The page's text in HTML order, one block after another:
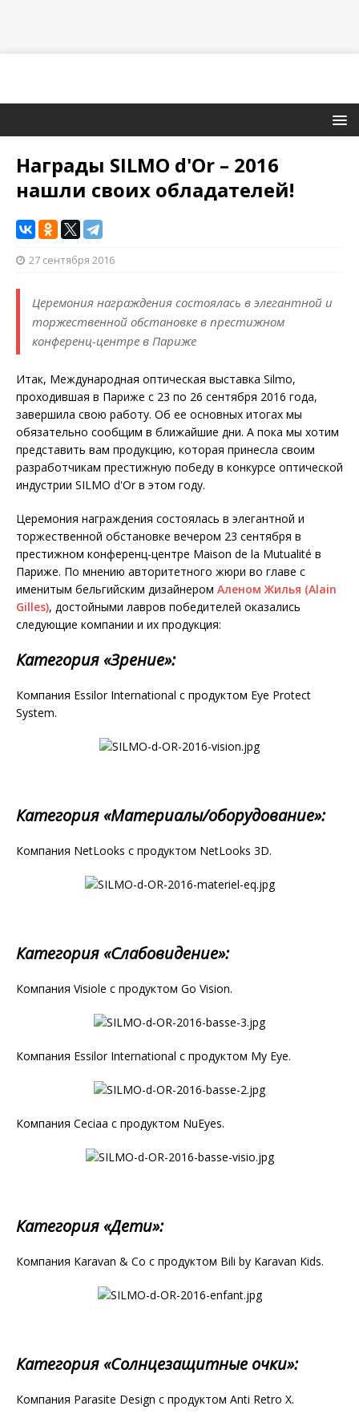
Награды SILMO d'Or – 2016
нашли своих обладателей!
27 сентября 2016
Церемония награждения состоялась в элегантной и
торжественной обстановке в престижном
конференц-центре в Париже
Итак, Международная оптическая выставка Silmo,
проходившая в Париже с 23 по 26 сентября 2016 года,
завершила свою работу. Об ее основных итогах мы
обязательно сообщим в ближайшие дни. А пока мы хотим
представить вам продукцию, которая принесла своим
разработчикам престижную победу в конкурсе оптической
индустрии SILMO d'Or в этом году.
Церемония награждения состоялась в элегантной и
торжественной обстановке вечером 23 сентября в
престижном конференц-центре Maison de la Mutualité в
Париже. По мнению авторитетного жюри во главе с
именитым бельгийским дизайнером Аленом Жилья (Alain
Gilles), достойными лавров победителей оказались
следующие компании и их продукция:
Категория «Зрение»:
Компания Essilor International с продуктом Eye Protect
System.
Категория «Материалы/оборудование»:
Компания NetLooks с продуктом NetLooks 3D.
Категория «Слабовидение»:
Компания Visiole с продуктом Go Vision.
Компания Essilor International с продуктом My Eye.
Компания Ceciaa с продуктом NuEyes.
Категория «Дети»:
Компания Karavan & Co с продуктом Bili by Karavan Kids.
Категория «Солнцезащитные очки»:
Компания Parasite Design с продуктом Anti Retro X.